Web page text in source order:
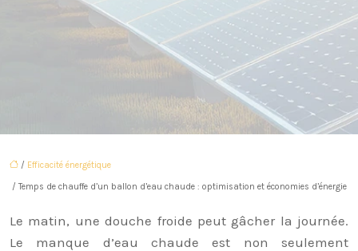
/ Efficacité énergétique
/ Temps de chauffe d’un ballon d’eau chaude : optimisation et économies d’énergie
Le matin, une douche froide peut gâcher la journée.
Le manque d’eau chaude est non seulement